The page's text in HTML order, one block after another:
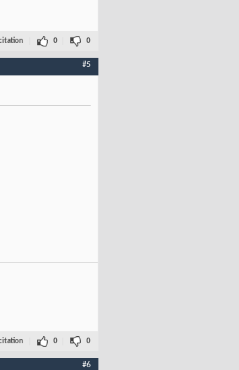
0 0
#5
0 0
#6